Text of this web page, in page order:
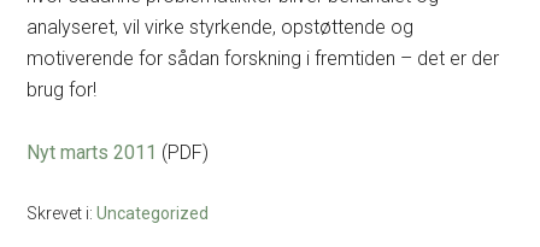
analyseret, vil virke styrkende, opstøttende og
motiverende for sådan forskning i fremtiden – det er der
brug for!
Nyt marts 2011 (PDF)
Skrevet i:Uncategorized